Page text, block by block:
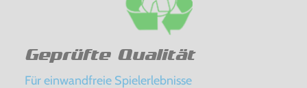
Geprüfte Qualität
Für einwandfreie Spielerlebnisse